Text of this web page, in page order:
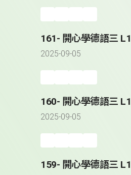
161- 開心學德語三
2025-09-05
160- 開心學德語三
2025-09-05
159- 開心學德語三